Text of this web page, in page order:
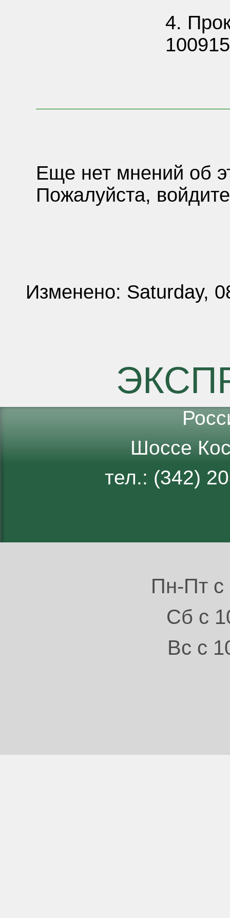
4.
Еще нет мнений об
Пожалуйста,
Изменено: Saturday,
Шоссе
тел.: (342)
Пн-Пт с
Сб с
Вс с